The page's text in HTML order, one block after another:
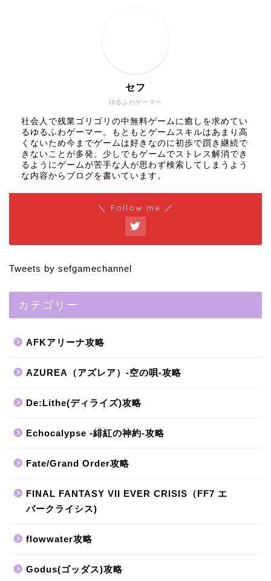
ゆるふわゲーマー
セフ
社会人で残業ゴリゴリの中無料ゲームに癒しを求めてい
るゆるふわゲーマー。もともとゲームスキルはあまり高
くないため今までゲームは好きなのに初歩で躓き継続で
きないことが多発。少しでもゲームでストレス解消でき
るようにゲームが苦手な人が思わず検索してしまうよう
な内容からブログを書いています。
＼ Follow me ／
Tweets by sefgamechannel
カテゴリー
AFKアリーナ攻略
AZUREA（アズレア）-空の唄-攻略
De:Lithe(ディライズ)攻略
Echocalypse -緋紅の神約-攻略
Fate/Grand Order攻略
FINAL FANTASY VII EVER CRISIS（FF7 エ
バークライシス)
flowwater攻略
Godus(ゴッダス)攻略